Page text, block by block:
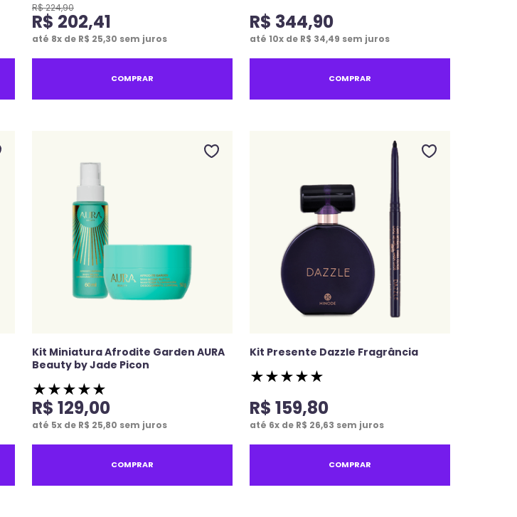
R$224,90
R$ 202,41
até 8x de R$ 25,30 sem juros
COMPRAR
R$ 344,90
até 10x de R$ 34,49 sem juros
COMPRAR
Kit Miniatura Afrodite Garden AURA
Beauty by Jade Picon
★★★★★
R$ 129,00
até 5x de R$ 25,80 sem juros
COMPRAR
Kit Presente Dazzle Fragrância
★★★★★
R$ 159,80
até 6x de R$ 26,63 sem juros
COMPRAR